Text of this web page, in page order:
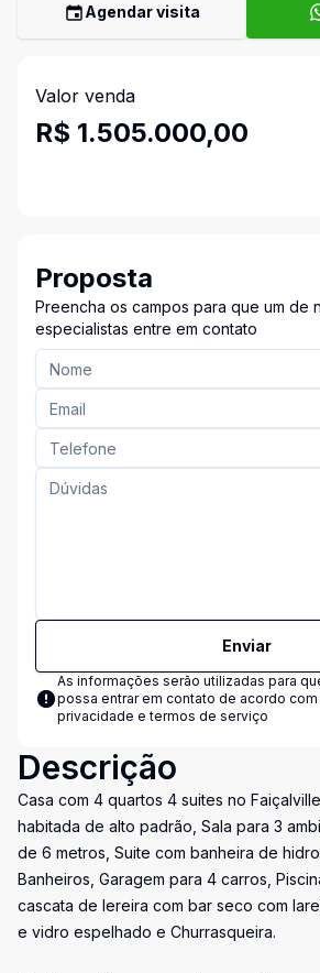
Agendar visita
Valor venda
R$ 1.505.000,00
Proposta
Preencha os campos para que um de
especialistas entre em contato
Enviar
As informações serão utilizadas para
possa entrar em contato de acordo com
privacidade e termos de serviço
Descrição
Casa com 4 quartos 4 suites no
habitada de alto padrão, Sala para 3
de 6 metros, Suite com banheira de
Banheiros, Garagem para 4 carros,
cascata de lereira com bar seco com
e vidro espelhado e Churrasqueira.